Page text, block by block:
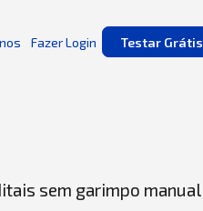
Fazer Login Testar Grátis
sem garimpo manual